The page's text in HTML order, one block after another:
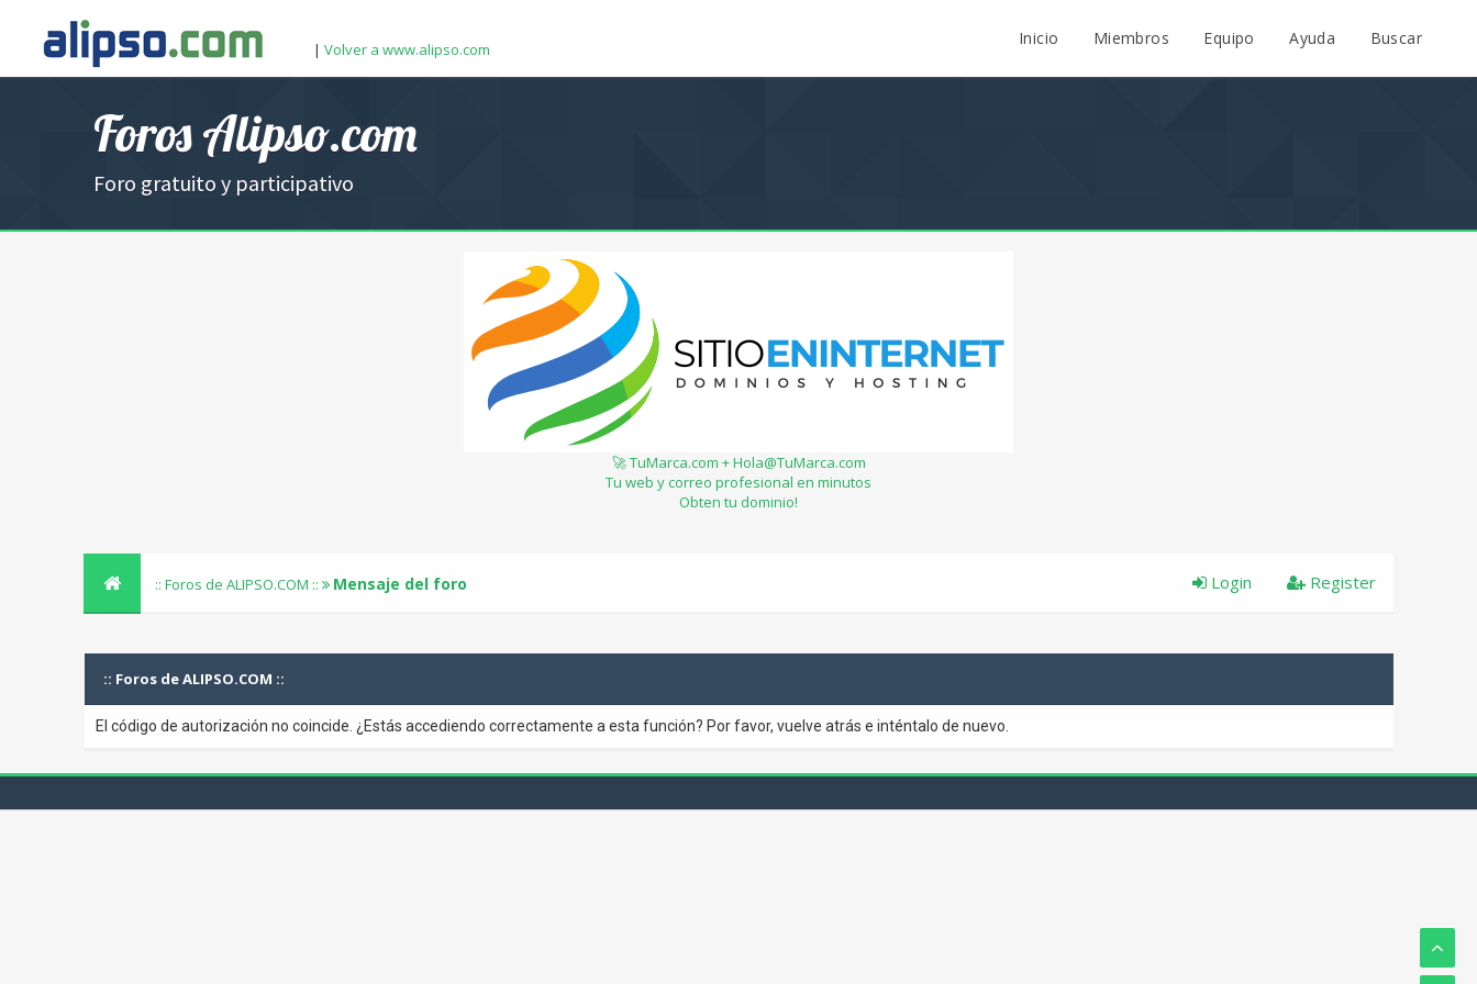
| Volver a www.alipso.com
Inicio Miembros Equipo Ayuda Buscar
Foros Alipso.com
Foro gratuito y participativo
🚀 TuMarca.com + Hola@TuMarca.com
Tu web y correo profesional en minutos
Obten tu dominio!
:: Foros de ALIPSO.COM :: Mensaje del foro Register
Login
:: Foros de ALIPSO.COM ::
El código de autorización no coincide. ¿Estás accediendo correctamente a esta función? Por favor, vuelve atrás e inténtalo de nuevo.